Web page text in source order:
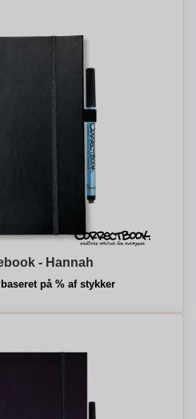
- Hannah
på % af stykker